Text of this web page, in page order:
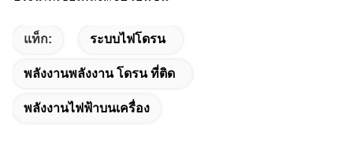
แท็ก: ระบบไฟโดรน
พลังงานพลังงาน โดรน ที่ติด
พลังงานไฟฟ้าบนเครื่อง